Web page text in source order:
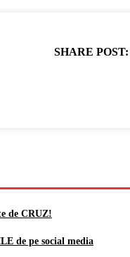
SHARE POST:
de CRUZ!
de pe social media